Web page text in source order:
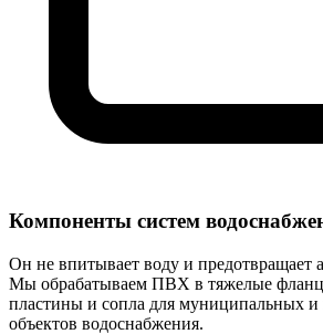
Компоненты систем
Он не впитывает воду и предотвращает
Мы обрабатываем ПВХ в тяжелые
пластины и сопла для муниципальных
объектов водоснабжения.